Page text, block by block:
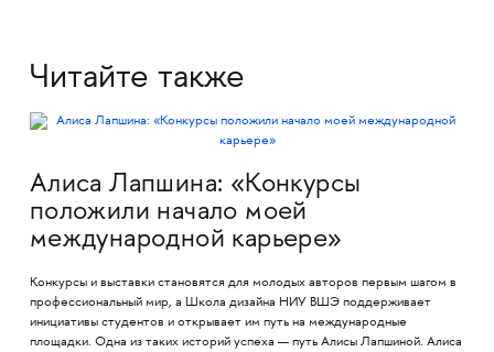
Читайте также
Алиса Лапшина: «Конкурсы
положили начало моей
международной карьере»
Конкурсы и выставки становятся для молодых авторов первым шагом в
профессиональный мир, а Школа дизайна НИУ ВШЭ поддерживает
инициативы студентов и открывает им путь на международные
площадки. Одна из таких историй успеха — путь Алисы Лапшиной. Алиса